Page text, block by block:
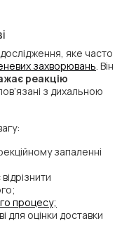
яке часто
захворювань . Він
реакцію
пов’язані з дихальною
запаленні
процесу;
для оцінки доставки